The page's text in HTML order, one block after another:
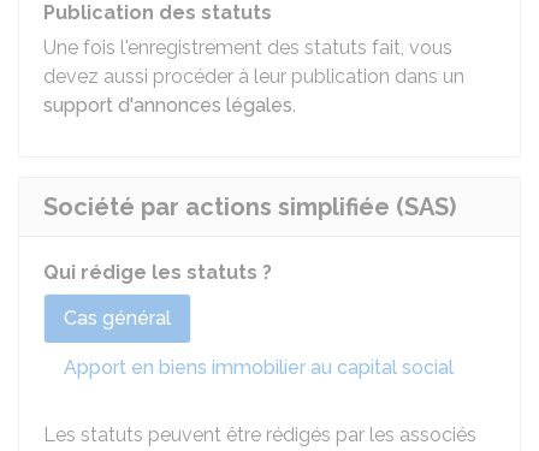
Publication des statuts
Une fois l'enregistrement des statuts fait, vous
devez aussi procéder à leur publication dans un
support d'annonces légales.
Société par actions simplifiée (SAS)
Qui rédige les statuts ?
Cas général
Apport en biens immobilier au capital social
Les statuts peuvent être rédigés par les associés